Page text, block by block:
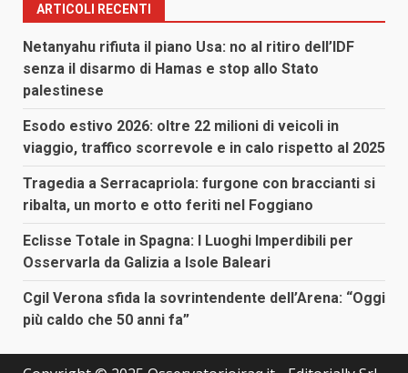
ARTICOLI RECENTI
Netanyahu rifiuta il piano Usa: no al ritiro dell’IDF
senza il disarmo di Hamas e stop allo Stato
palestinese
Esodo estivo 2026: oltre 22 milioni di veicoli in
viaggio, traffico scorrevole e in calo rispetto al 2025
Tragedia a Serracapriola: furgone con braccianti si
ribalta, un morto e otto feriti nel Foggiano
Eclisse Totale in Spagna: I Luoghi Imperdibili per
Osservarla da Galizia a Isole Baleari
Cgil Verona sfida la sovrintendente dell’Arena: “Oggi
più caldo che 50 anni fa”